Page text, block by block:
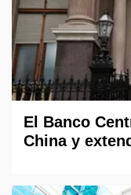
El Banco
China y